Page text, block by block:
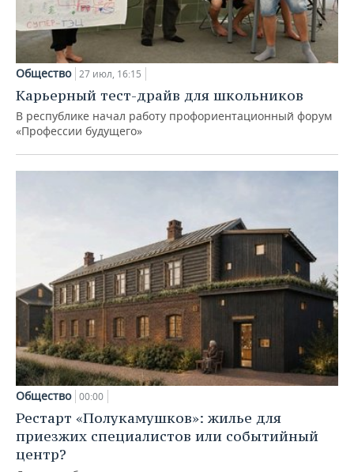
Общество 27 июл, 16:15
Карьерный тест-драйв для школьников
В республике начал работу профориентационный форум
«Профессии будущего»
Общество 00:00
Рестарт «Полукамушков»: жилье для
приезжих специалистов или событийный
центр?